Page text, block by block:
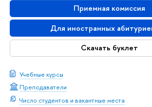
Приемная комиссия
Для иностранных
Скачать буклет
Учебные курсы
Преподаватели
Число студентов и вакантные места